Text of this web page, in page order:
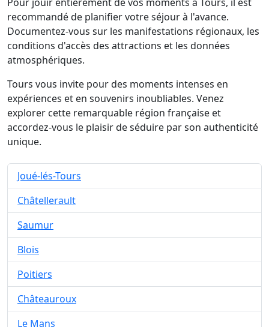
recommandé de planifier votre séjour à l'avance.
Documentez-vous sur les manifestations régionaux, les
conditions d'accès des attractions et les données
atmosphériques.
Tours vous invite pour des moments intenses en
expériences et en souvenirs inoubliables. Venez
explorer cette remarquable région française et
accordez-vous le plaisir de séduire par son authenticité
unique.
Joué-lés-Tours
Châtellerault
Saumur
Blois
Poitiers
Châteauroux
Le Mans